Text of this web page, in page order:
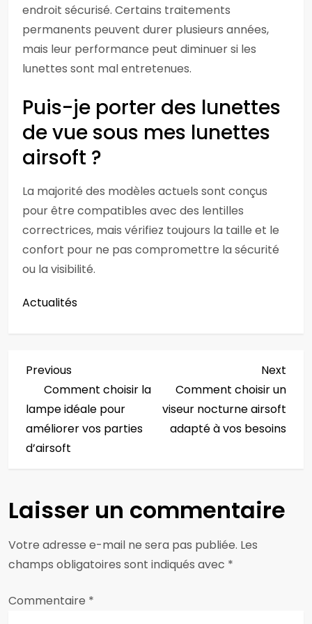
endroit sécurisé. Certains traitements
permanents peuvent durer plusieurs années,
mais leur performance peut diminuer si les
lunettes sont mal entretenues.
Puis-je porter des lunettes
de vue sous mes lunettes
airsoft ?
La majorité des modèles actuels sont conçus
pour être compatibles avec des lentilles
correctrices, mais vérifiez toujours la taille et le
confort pour ne pas compromettre la sécurité
ou la visibilité.
Actualités
N
a
v
g
a
t
i
Previous
Post
Previous
Comment choisir la
lampe idéale pour
améliorer vos parties
d’airsoft
Post
Next
Comment choisir un
viseur nocturne airsoft
adapté à vos besoins
Laisser un commentaire
Votre adresse e-mail ne sera pas publiée. Les
champs obligatoires sont indiqués avec *
Commentaire *